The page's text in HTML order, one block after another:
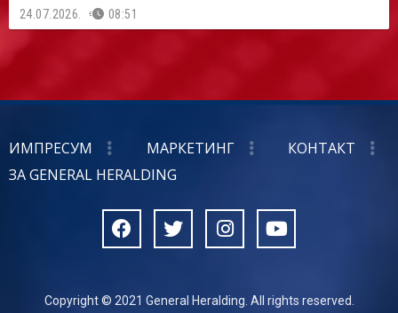
24.07.2026. 08:51
ИМПРЕСУМ МАРКЕТИНГ
КОНТАКТ
ЗА GENERAL HERALDING
Copyright © 2021 General Heralding. All rights reserved.